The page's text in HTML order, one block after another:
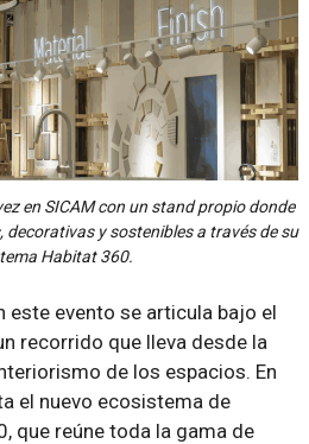
en SICAM con un stand propio donde
y sostenibles a través de su
Habitat 360.
este evento se articula bajo el
recorrido que lleva desde la
de los espacios. En
el nuevo ecosistema de
que reúne toda la gama de